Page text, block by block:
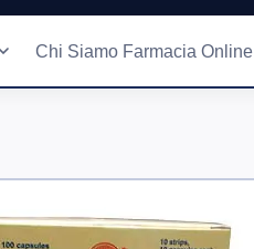
Chi Siamo Farmacia Online